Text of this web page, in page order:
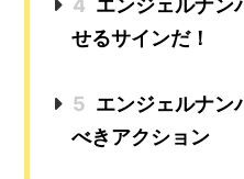
4 エンジェルナン
せるサインだ！
5 エンジェルナン
べきアクション